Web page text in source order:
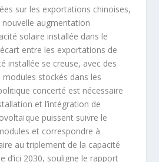
sur les exportations chinoises,
augmentation
solaire installée dans le
entre les exportations de
installée se creuse, avec des
stockés dans les
concerté est nécessaire
et l’intégration de
puissent suivre le
et correspondre à
au triplement de la capacité
d’ici 2030, souligne le rapport